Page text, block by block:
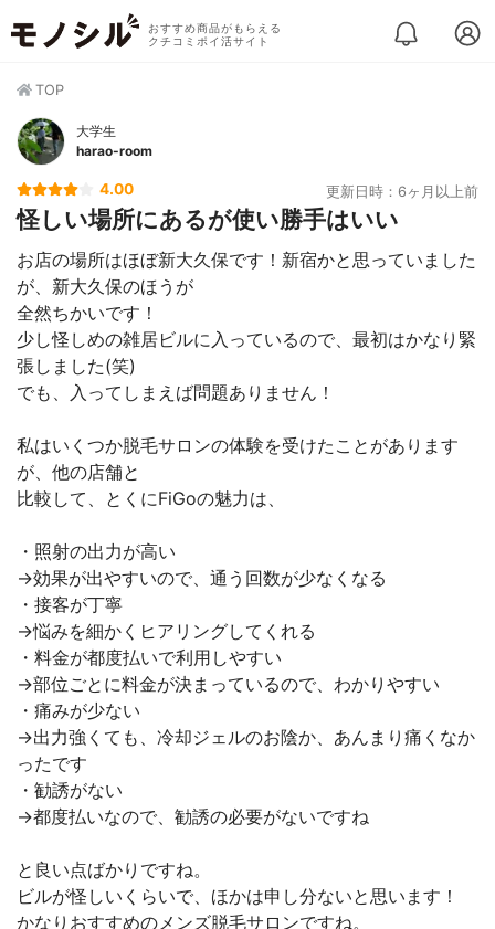
おすすめ商品がもらえる
クチコミポイ活サイト
TOP
大学生
harao-room
4.00 更新日時：6ヶ月以上前
怪しい場所にあるが使い勝手はいい
お店の場所はほぼ新大久保です！新宿かと思っていました
が、新大久保のほうが
全然ちかいです！
少し怪しめの雑居ビルに入っているので、最初はかなり緊
張しました(笑)
でも、入ってしまえば問題ありません！
私はいくつか脱毛サロンの体験を受けたことがあります
が、他の店舗と
比較して、とくにFiGoの魅力は、
・照射の出力が高い
→効果が出やすいので、通う回数が少なくなる
・接客が丁寧
→悩みを細かくヒアリングしてくれる
・料金が都度払いで利用しやすい
→部位ごとに料金が決まっているので、わかりやすい
・痛みが少ない
→出力強くても、冷却ジェルのお陰か、あんまり痛くなか
ったです
・勧誘がない
→都度払いなので、勧誘の必要がないですね
と良い点ばかりですね。
ビルが怪しいくらいで、ほかは申し分ないと思います！
かなりおすすめのメンズ脱毛サロンですね。